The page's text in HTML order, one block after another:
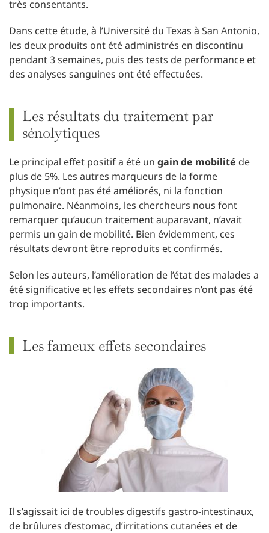
très consentants.
Dans cette étude, à l’Université du Texas à San Antonio,
les deux produits ont été administrés en discontinu
pendant 3 semaines, puis des tests de performance et
des analyses sanguines ont été effectuées.
Les résultats du traitement par
sénolytiques
Le principal effet positif a été un gain de mobilité de
plus de 5%. Les autres marqueurs de la forme
physique n’ont pas été améliorés, ni la fonction
pulmonaire. Néanmoins, les chercheurs nous font
remarquer qu’aucun traitement auparavant, n’avait
permis un gain de mobilité. Bien évidemment, ces
résultats devront être reproduits et confirmés.
Selon les auteurs, l’amélioration de l’état des malades a
été significative et les effets secondaires n’ont pas été
trop importants.
Les fameux effets secondaires
Il s’agissait ici de troubles digestifs gastro-intestinaux,
de brûlures d’estomac, d’irritations cutanées et de